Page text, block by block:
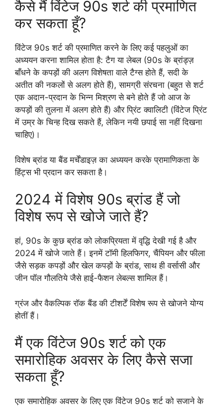
कैसे मैं विंटेज 90s शर्ट की प्रमाणित
कर सकता हूँ?
विंटेज 90s शर्ट की प्रमाणित करने के लिए कई पहलुओं का
अध्ययन करना शामिल होता है: टैग या लेबल (90s के ब्रांड्ज़
बाँधने के कपड़ों की अलग विशेषता वाले टैग्स होते हैं, सदी के
अतीत की नकलों से अलग होते हैं), सामग्री संरचना (बहुत से शर्ट
एक अदान-प्रदान के भिन्न मिश्रण से बने होते हैं जो आज के
कपड़ों की तुलना में अलग होते हैं) और प्रिंट क्वालिटी (विंटेज प्रिंट
में उम्र के चिन्ह दिख सकते हैं, लेकिन नयी छपाई सा नहीं दिखना
चाहिए)।
विशेष ब्रांड या बैंड मर्चेंडाइज़ का अध्ययन करके प्रामाणिकता के
हिंट्स भी प्रदान कर सकता है।
2024 में विशेष 90s ब्रांड हैं जो
विशेष रूप से खोजे जाते हैं?
हां, 90s के कुछ ब्रांड को लोकप्रियता में वृद्धि देखी गई है और
2024 में खोजे जाते हैं। इनमें टॉमी हिलफिगर, चैंपियन और फीला
जैसे सड़क कपड़ों और खेल कपड़ों के ब्रांड, साथ ही वर्सासी और
जीन पॉल गौलतिये जैसे हाई-फैशन लेबल्स शामिल हैं।
ग्रंज और वैकल्पिक रॉक बैंड की टीशर्टें विशेष रूप से खोजने योग्य
होतीं हैं।
मैं एक विंटेज 90s शर्ट को एक
समारोहिक अवसर के लिए कैसे सजा
सकता हूँ?
एक समारोहिक अवसर के लिए एक विंटेज 90s शर्ट को सजाने के